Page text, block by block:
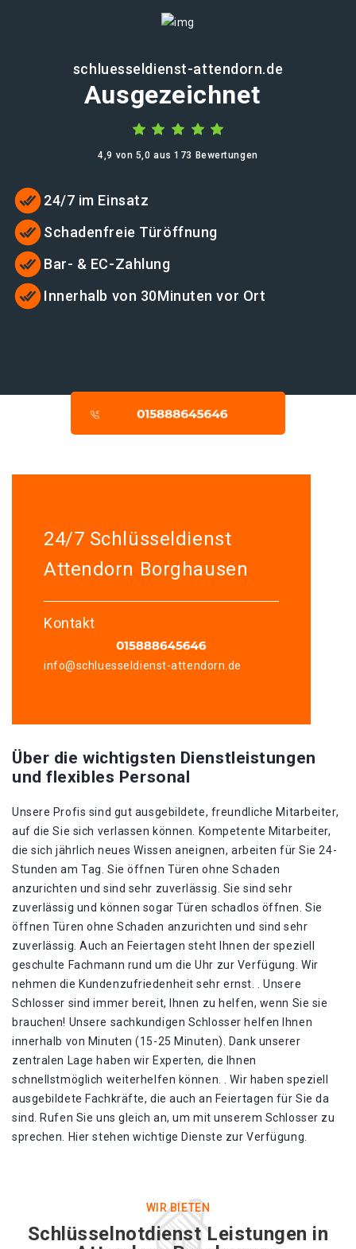
schluesseldienst-attendorn.de
Ausgezeichnet
4,9 von 5,0 aus 173 Bewertungen
24/7 im Einsatz
Schadenfreie Türöffnung
Bar- & EC-Zahlung
Innerhalb von 30Minuten vor Ort
24/7 Schlüsseldienst
Attendorn Borghausen
Kontakt
info@schluesseldienst-attendorn.de
Über die wichtigsten Dienstleistungen
und flexibles Personal
Unsere Profis sind gut ausgebildete, freundliche Mitarbeiter,
auf die Sie sich verlassen können. Kompetente Mitarbeiter,
die sich jährlich neues Wissen aneignen, arbeiten für Sie 24-
Stunden am Tag. Sie öffnen Türen ohne Schaden
anzurichten und sind sehr zuverlässig. Sie sind sehr
zuverlässig und können sogar Türen schadlos öffnen. Sie
öffnen Türen ohne Schaden anzurichten und sind sehr
zuverlässig. Auch an Feiertagen steht Ihnen der speziell
geschulte Fachmann rund um die Uhr zur Verfügung. Wir
nehmen die Kundenzufriedenheit sehr ernst. . Unsere
Schlosser sind immer bereit, Ihnen zu helfen, wenn Sie sie
brauchen! Unsere sachkundigen Schlosser helfen Ihnen
innerhalb von Minuten (15-25 Minuten). Dank unserer
zentralen Lage haben wir Experten, die Ihnen
schnellstmöglich weiterhelfen können. . Wir haben speziell
ausgebildete Fachkräfte, die auch an Feiertagen für Sie da
sind. Rufen Sie uns gleich an, um mit unserem Schlosser zu
sprechen. Hier stehen wichtige Dienste zur Verfügung.
WIR BIETEN
Schlüsselnotdienst Leistungen in